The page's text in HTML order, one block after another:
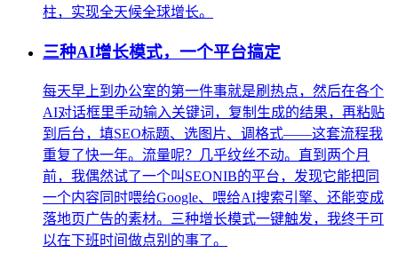
柱，实现全天候全球增长。
三种AI增长模式，一个平台搞定
每天早上到办公室的第一件事就是刷热点，然后在各个
AI对话框里手动输入关键词，复制生成的结果，再粘贴
到后台，填SEO标题、选图片、调格式——这套流程我
重复了快一年。流量呢？几乎纹丝不动。直到两个月
前，我偶然试了一个叫SEONIB的平台，发现它能把同
一个内容同时喂给Google、喂给AI搜索引擎、还能变成
落地页广告的素材。三种增长模式一键触发，我终于可
以在下班时间做点别的事了。